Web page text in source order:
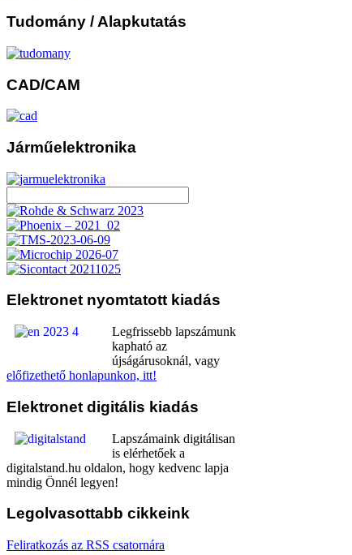
Tudomány / Alapkutatás
CAD/CAM
Járműelektronika
Elektronet nyomtatott kiadás
Legfrissebb lapszámunk
kapható az
újságárusoknál, vagy
előfizethető honlapunkon, itt!
Elektronet digitális kiadás
Lapszámaink digitálisan
is elérhetőek a
digitalstand.hu oldalon, hogy kedvenc lapja
mindig Önnél legyen!
Legolvasottabb cikkeink
Feliratkozás az RSS csatornára